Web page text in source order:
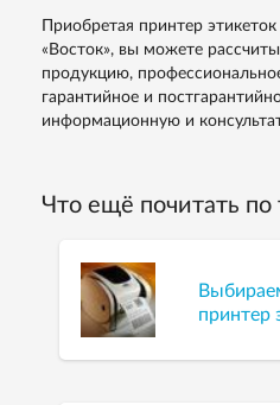
Приобретая принтер
«Восток», вы можете
продукцию,
гарантийное и
информационную и
Что ещё почитать по
принтер